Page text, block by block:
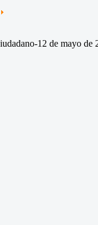
12 de mayo de